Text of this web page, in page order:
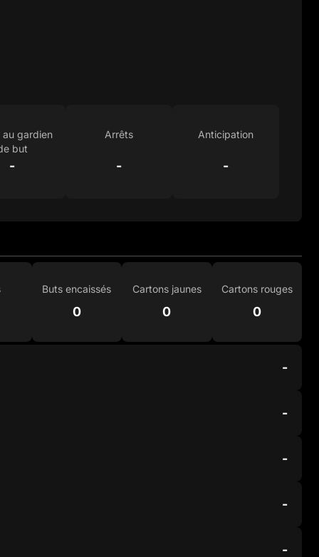
au gardien
but
-
Arrêts
-
Anticipation
-
Buts encaissés
0
Cartons jaunes
0
Cartons rouges
0
-
-
-
-
-